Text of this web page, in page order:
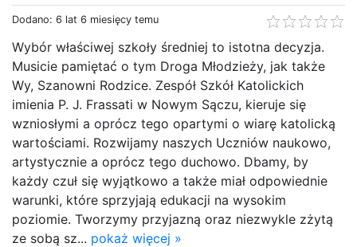
Dodano: 6 lat 6 miesięcy temu
Wybór właściwej szkoły średniej to istotna decyzja.
Musicie pamiętać o tym Droga Młodzieży, jak także
Wy, Szanowni Rodzice. Zespół Szkół Katolickich
imienia P. J. Frassati w Nowym Sączu, kieruje się
wzniosłymi a oprócz tego opartymi o wiarę katolicką
wartościami. Rozwijamy naszych Uczniów naukowo,
artystycznie a oprócz tego duchowo. Dbamy, by
każdy czuł się wyjątkowo a także miał odpowiednie
warunki, które sprzyjają edukacji na wysokim
poziomie. Tworzymy przyjazną oraz niezwykle zżytą
ze sobą sz... pokaż więcej »